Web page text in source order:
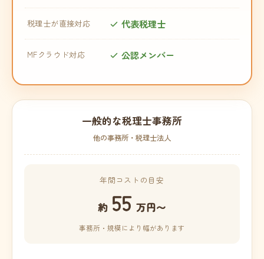
税理士が直接対応 代表税理士
MFクラウド対応 公認メンバー
一般的な税理士事務所
他の事務所・税理士法人
年間コストの目安
約 55 万円〜
事務所・規模により幅があります